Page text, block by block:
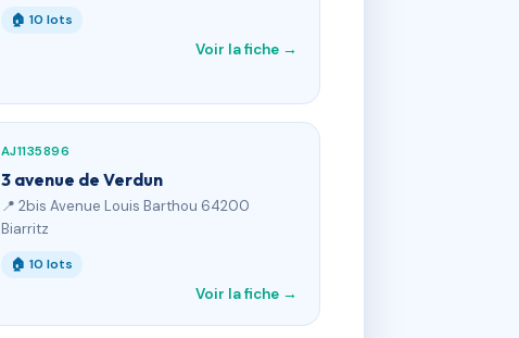
🏠 10 lots
Voir la fiche →
AJ1135896
3 avenue de Verdun
📍 2bis Avenue Louis Barthou 64200
Biarritz
🏠 10 lots
Voir la fiche →